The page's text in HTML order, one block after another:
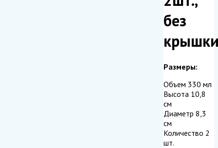
без
Размеры:
Объем 330 мл
Высота 10,8
см
Диаметр 8,3
см
Количество 2
шт.